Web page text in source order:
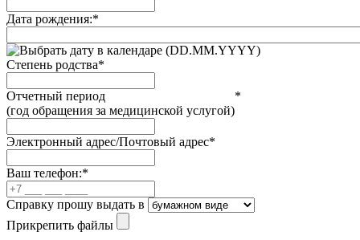
Дата рождения:*
(DD.MM.YYYY)
Степень родства*
Отчетный период
(год обращения за медицинской услугой)
*
Электронный адрес/Почтовый адрес*
Ваш телефон:*
Справку прошу выдать в
Прикрепить файлы